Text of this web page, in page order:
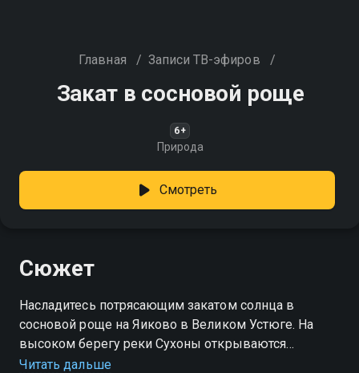
Главная / Записи ТВ-эфиров /
Закат в сосновой роще
6+
Природа
Смотреть
Сюжет
Насладитесь потрясающим закатом солнца в
сосновой роще на Яиково в Великом Устюге. На
высоком берегу реки Сухоны открываются
изумительные виды, а летний вечер подарит вам
Читать дальше